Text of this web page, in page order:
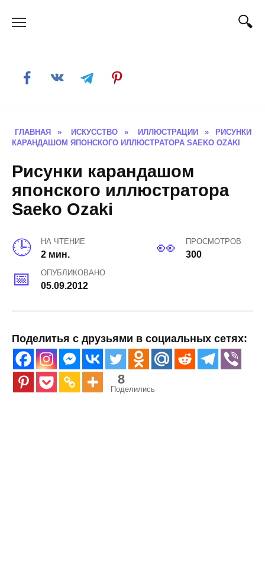
ГЛАВНАЯ » ИСКУССТВО » ИЛЛЮСТРАЦИИ »
РИСУНКИ
КАРАНДАШОМ ЯПОНСКОГО ИЛЛЮСТРАТОРА SAEKO OZAKI
Рисунки карандашом
японского иллюстратора
Saeko Ozaki
НА ЧТЕНИЕ
2 мин.
ПРОСМОТРОВ
300
ОПУБЛИКОВАНО
05.09.2012
Поделитья с друзьями в социальных сетях:
8
Поделились